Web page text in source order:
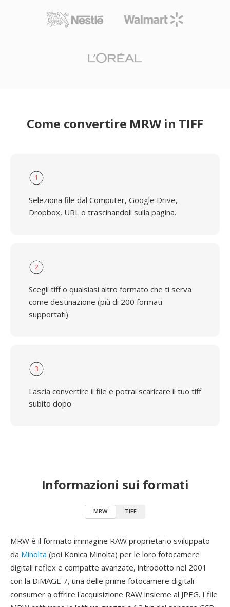
Come convertire MRW in TIFF
1
Seleziona file dal Computer, Google Drive,
Dropbox, URL o trascinandoli sulla pagina.
2
Scegli tiff o qualsiasi altro formato che ti serva
come destinazione (più di 200 formati
supportati)
3
Lascia convertire il file e potrai scaricare il tuo tiff
subito dopo
Informazioni sui formati
MRW TIFF
MRW è il formato immagine RAW proprietario sviluppato
da Minolta (poi Konica Minolta) per le loro fotocamere
digitali reflex e compatte avanzate, introdotto nel 2001
con la DiMAGE 7, una delle prime fotocamere digitali
consumer a offrire l'acquisizione RAW insieme al JPEG. I file